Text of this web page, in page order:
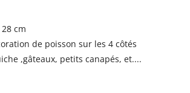
cm
de poisson sur les 4 côtés
,gâteaux, petits canapés, et....